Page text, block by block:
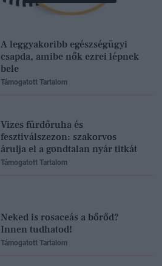
A leggyakoribb egészségügyi
csapda, amibe nők ezrei lépnek
bele
Támogatott Tartalom
Vizes fürdőruha és
fesztiválszezon: szakorvos
árulja el a gondtalan nyár titkát
Támogatott Tartalom
Neked is rosaceás a bőrőd?
Innen tudhatod!
Támogatott Tartalom